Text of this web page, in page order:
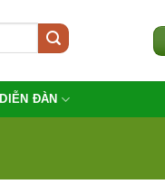
DIỄN ĐÀN